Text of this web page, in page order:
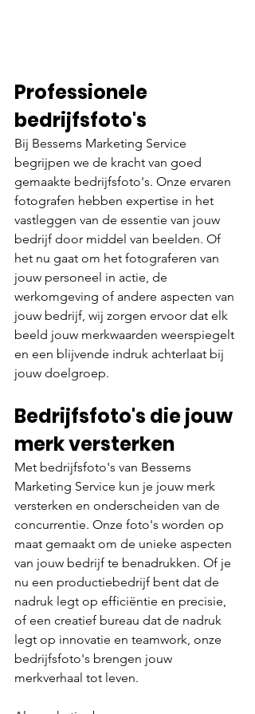
Professionele
bedrijfsfoto's
Bij Bessems Marketing Service
begrijpen we de kracht van goed
gemaakte bedrijfsfoto's. Onze ervaren
fotografen hebben expertise in het
vastleggen van de essentie van jouw
bedrijf door middel van beelden. Of
het nu gaat om het fotograferen van
jouw personeel in actie, de
werkomgeving of andere aspecten van
jouw bedrijf, wij zorgen ervoor dat elk
beeld jouw merkwaarden weerspiegelt
en een blijvende indruk achterlaat bij
jouw doelgroep.
Bedrijfsfoto's die jouw
merk versterken
Met bedrijfsfoto's van Bessems
Marketing Service kun je jouw merk
versterken en onderscheiden van de
concurrentie. Onze foto's worden op
maat gemaakt om de unieke aspecten
van jouw bedrijf te benadrukken. Of je
nu een productiebedrijf bent dat de
nadruk legt op efficiëntie en precisie,
of een creatief bureau dat de nadruk
legt op innovatie en teamwork, onze
bedrijfsfoto's brengen jouw
merkverhaal tot leven.